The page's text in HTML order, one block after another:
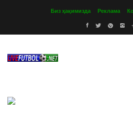
Биз ҳақимизда Реклама